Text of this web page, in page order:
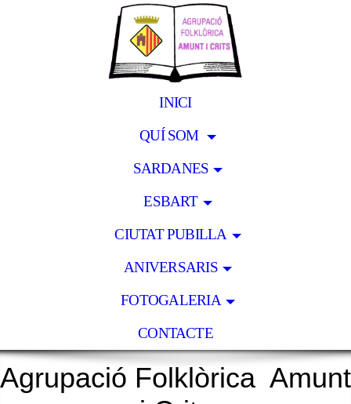
INICI
QUÍ SOM
SARDANES
ESBART
CIUTAT PUBILLA
ANIVERSARIS
FOTOGALERIA
CONTACTE
Agrupació Folklòrica Amunt